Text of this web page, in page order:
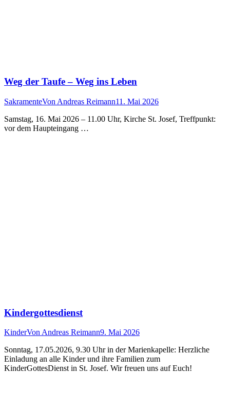
Weg der Taufe – Weg ins Leben
SakramenteVon Andreas Reimann11. Mai 2026
Samstag, 16. Mai 2026 – 11.00 Uhr, Kirche St. Josef, Treffpunkt:
vor dem Haupteingang …
Kindergottesdienst
KinderVon Andreas Reimann9. Mai 2026
Sonntag, 17.05.2026, 9.30 Uhr in der Marienkapelle: Herzliche
Einladung an alle Kinder und ihre Familien zum
KinderGottesDienst in St. Josef. Wir freuen uns auf Euch!